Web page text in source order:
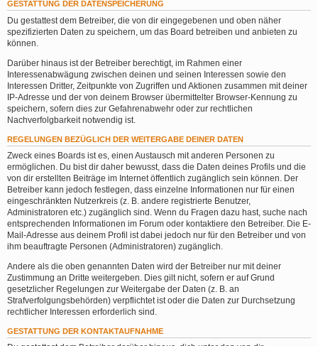
GESTATTUNG DER DATENSPEICHERUNG
Du gestattest dem Betreiber, die von dir eingegebenen und oben näher
spezifizierten Daten zu speichern, um das Board betreiben und anbieten zu
können.
Darüber hinaus ist der Betreiber berechtigt, im Rahmen einer
Interessenabwägung zwischen deinen und seinen Interessen sowie den
Interessen Dritter, Zeitpunkte von Zugriffen und Aktionen zusammen mit deiner
IP-Adresse und der von deinem Browser übermittelter Browser-Kennung zu
speichern, sofern dies zur Gefahrenabwehr oder zur rechtlichen
Nachverfolgbarkeit notwendig ist.
REGELUNGEN BEZÜGLICH DER WEITERGABE DEINER DATEN
Zweck eines Boards ist es, einen Austausch mit anderen Personen zu
ermöglichen. Du bist dir daher bewusst, dass die Daten deines Profils und die
von dir erstellten Beiträge im Internet öffentlich zugänglich sein können. Der
Betreiber kann jedoch festlegen, dass einzelne Informationen nur für einen
eingeschränkten Nutzerkreis (z. B. andere registrierte Benutzer,
Administratoren etc.) zugänglich sind. Wenn du Fragen dazu hast, suche nach
entsprechenden Informationen im Forum oder kontaktiere den Betreiber. Die E-
Mail-Adresse aus deinem Profil ist dabei jedoch nur für den Betreiber und von
ihm beauftragte Personen (Administratoren) zugänglich.
Andere als die oben genannten Daten wird der Betreiber nur mit deiner
Zustimmung an Dritte weitergeben. Dies gilt nicht, sofern er auf Grund
gesetzlicher Regelungen zur Weitergabe der Daten (z. B. an
Strafverfolgungsbehörden) verpflichtet ist oder die Daten zur Durchsetzung
rechtlicher Interessen erforderlich sind.
GESTATTUNG DER KONTAKTAUFNAHME